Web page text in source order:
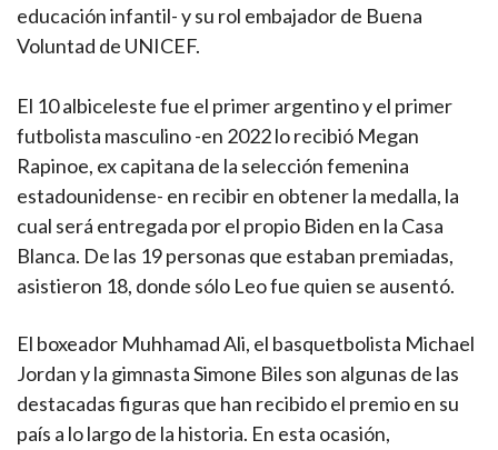
educación infantil- y su rol embajador de Buena
Voluntad de UNICEF.
El 10 albiceleste fue el primer argentino y el primer
futbolista masculino -en 2022 lo recibió Megan
Rapinoe, ex capitana de la selección femenina
estadounidense- en recibir en obtener la medalla, la
cual será entregada por el propio Biden en la Casa
Blanca. De las 19 personas que estaban premiadas,
asistieron 18, donde sólo Leo fue quien se ausentó.
El boxeador Muhhamad Ali, el basquetbolista Michael
Jordan y la gimnasta Simone Biles son algunas de las
destacadas figuras que han recibido el premio en su
país a lo largo de la historia. En esta ocasión,